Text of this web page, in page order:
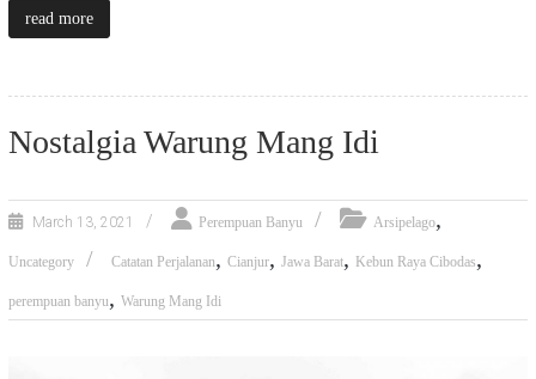
read more
Nostalgia Warung Mang Idi
March 13, 2021 Perempuan Banyu Arsipelago,
Uncategory Catatan Perjalanan, Cianjur, Jawa Barat, Kebun Raya Cibodas,
perempuan banyu, Warung Mang Idi